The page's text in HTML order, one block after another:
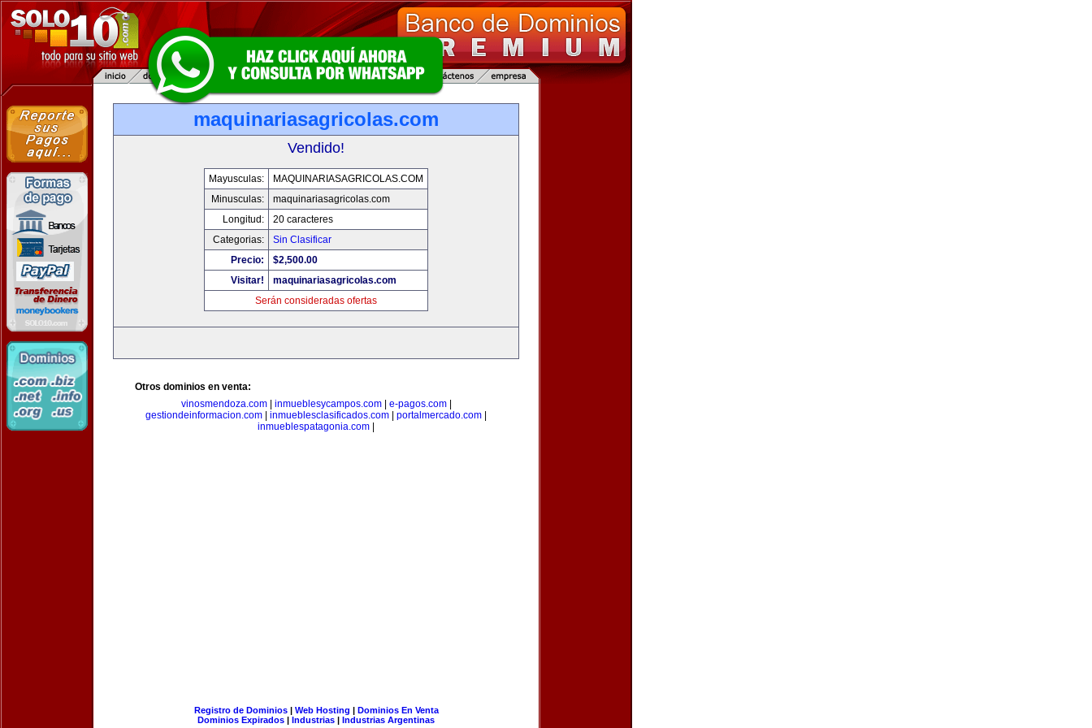
maquinariasagricolas.com
Vendido!
Mayusculas:
MAQUINARIASAGRICOLAS.COM
Minusculas:
maquinariasagricolas.com
Longitud:
20 caracteres
Categorias:
Sin Clasificar
Precio:
$2,500.00
Visitar!
maquinariasagricolas.com
Serán consideradas ofertas
Otros dominios en venta:
vinosmendoza.com| inmueblesycampos.com| e-pagos.com|
gestiondeinformacion.com
inmueblesclasificados.com portalmercado.com
inmueblespatagonia.com
Registro de Dominios| Web Hosting | Dominios En Venta
Dominios Expirados | Industrias | Industrias Argentinas